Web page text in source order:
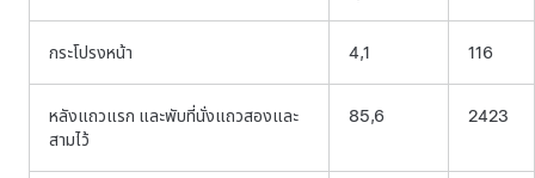
กระโปรงหน้า 4,1 116
หลังแถวแรก และพับที่นั่งแถวสองและ
สามไว้
85,6 2423